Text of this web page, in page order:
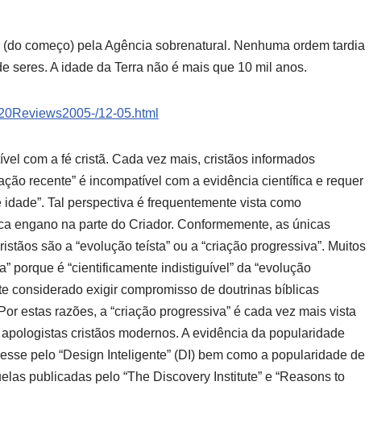
começo) pela Agência sobrenatural. Nenhuma ordem tardia
seres. A idade da Terra não é mais que 10 mil anos.
12-05.html
com a fé cristã. Cada vez mais, cristãos informados
recente” é incompatível com a evidência científica e requer
Tal perspectiva é frequentemente vista como
engano na parte do Criador. Conformemente, as únicas
são a “evolução teísta” ou a “criação progressiva”. Muitos
porque é “cientificamente indistiguível” da “evolução
considerado exigir compromisso de doutrinas bíblicas
estas razões, a “criação progressiva” é cada vez mais vista
cristãos modernos. A evidência da popularidade
pelo “Design Inteligente” (DI) bem como a popularidade de
publicadas pelo “The Discovery Institute” e “Reasons to